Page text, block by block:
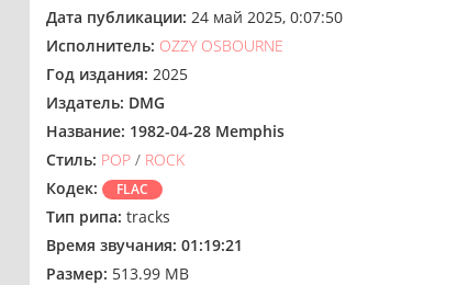
Дата публикации: 24 май 2025, 0:07:50
Исполнитель: OZZY OSBOURNE
Год издания: 2025
Издатель: DMG
Название: 1982-04-28 Memphis
Стиль: POP / ROCK
Кодек:
FLAC
Тип рипа: tracks
Время звучания: 01:19:21
Размер: 513.99 MB